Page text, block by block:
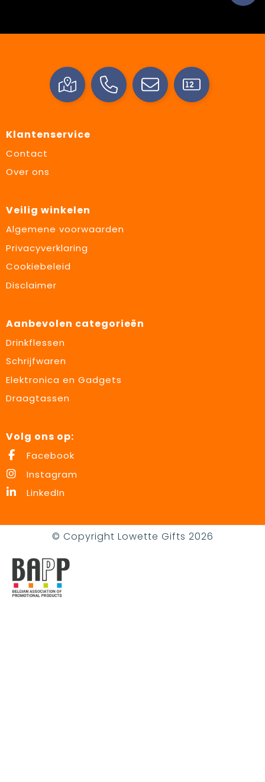
Klantenservice
Contact
Over ons
Veilig winkelen
Algemene voorwaarden
Privacyverklaring
Cookiebeleid
Disclaimer
Aanbevolen categorieën
Drinkflessen
Schrijfwaren
Elektronica en Gadgets
Draagtassen
Volg ons op:
Facebook
Instagram
LinkedIn
© Copyright Lowette Gifts 2026